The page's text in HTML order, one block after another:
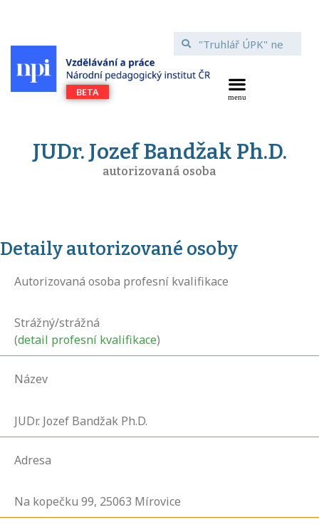
JUDr. Jozef Bandžak Ph.D.
autorizovaná osoba
Detaily autorizované osoby
Autorizovaná osoba profesní kvalifikace
Strážný/strážná
(detail profesní kvalifikace)
Název
JUDr. Jozef Bandžak Ph.D.
Adresa
Na kopečku 99, 25063 Mírovice